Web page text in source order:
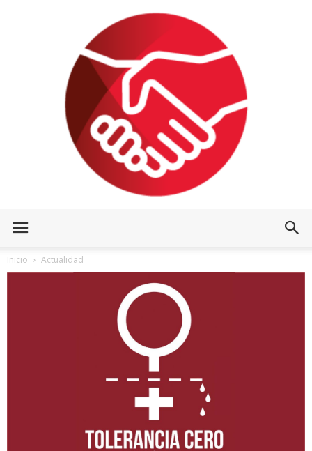
Inicio Actualidad